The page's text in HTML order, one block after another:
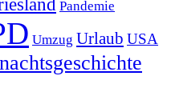
Pandemie
Umzug Urlaub USA